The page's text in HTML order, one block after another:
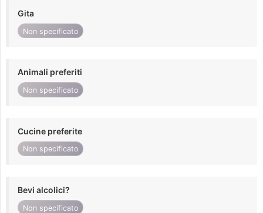
Gita
Non specificato
Animali preferiti
Non specificato
Cucine preferite
Non specificato
Bevi alcolici?
Non specificato